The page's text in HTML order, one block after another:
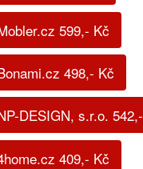
599,- Kč
498,- Kč
DESIGN, s.r.o. 542,-
409,- Kč